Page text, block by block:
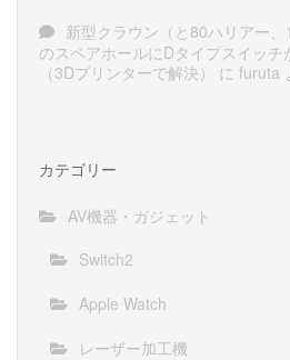
新型クラウン（と80ハリアー、
のスペアホールにDタイプスイッ
（3Dプリンターで解決）
に furuta
カテゴリー
AV機器・ガジェット
Switch2
Apple Watch
レーザー加工機